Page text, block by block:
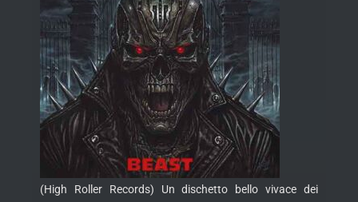
(High Roller Records) Un dischetto bello vivace dei